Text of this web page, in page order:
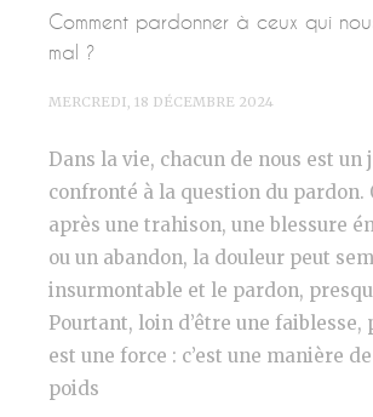
Comment pardonner à ceux qui
mal ?
MERCREDI, 18 DÉCEMBRE 2024
Dans la vie, chacun de nous est un
confronté à la question du pardon.
après une trahison, une blessure
ou un abandon, la douleur peut
insurmontable et le pardon,
Pourtant, loin d’être une faiblesse,
est une force : c’est une manière
poids